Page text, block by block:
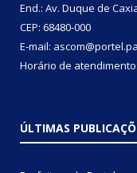
End.: Av. Duque de
CEP: 68480-000
E-mail:
Horário de
ÚLTIMAS